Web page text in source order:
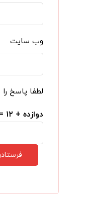
وب‌ سایت
لطفا پاسخ
دوازده + ۱۲ =